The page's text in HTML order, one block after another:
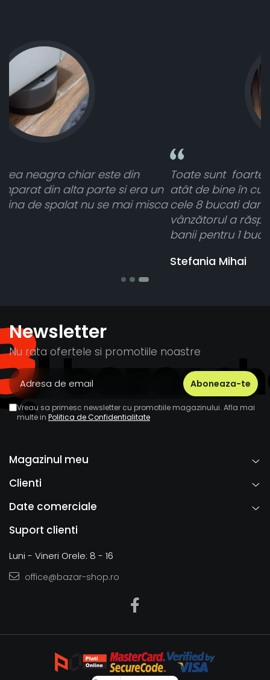
Toate sunt foarte luminoase și funcționează
atât de bine în curtea din spate. A primit toate
cele 8 bucati dar una nu a funcționat,
vânzătorul a răspuns rapid și a rambursat
banii pentru 1 bucata, Multumesc
Newsletter
Nu rata ofertele si promotiile noastre
Vreau sa primesc newsletter cu promotiile magazinului. Afla mai
multe in Politica de Confidentialitate
Magazinul meu
Clienti
Date comerciale
Suport clienti
Luni - Vineri Orele: 8 - 16
office@bazar-shop.ro